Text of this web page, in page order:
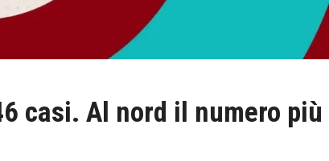
casi. Al nord il numero più